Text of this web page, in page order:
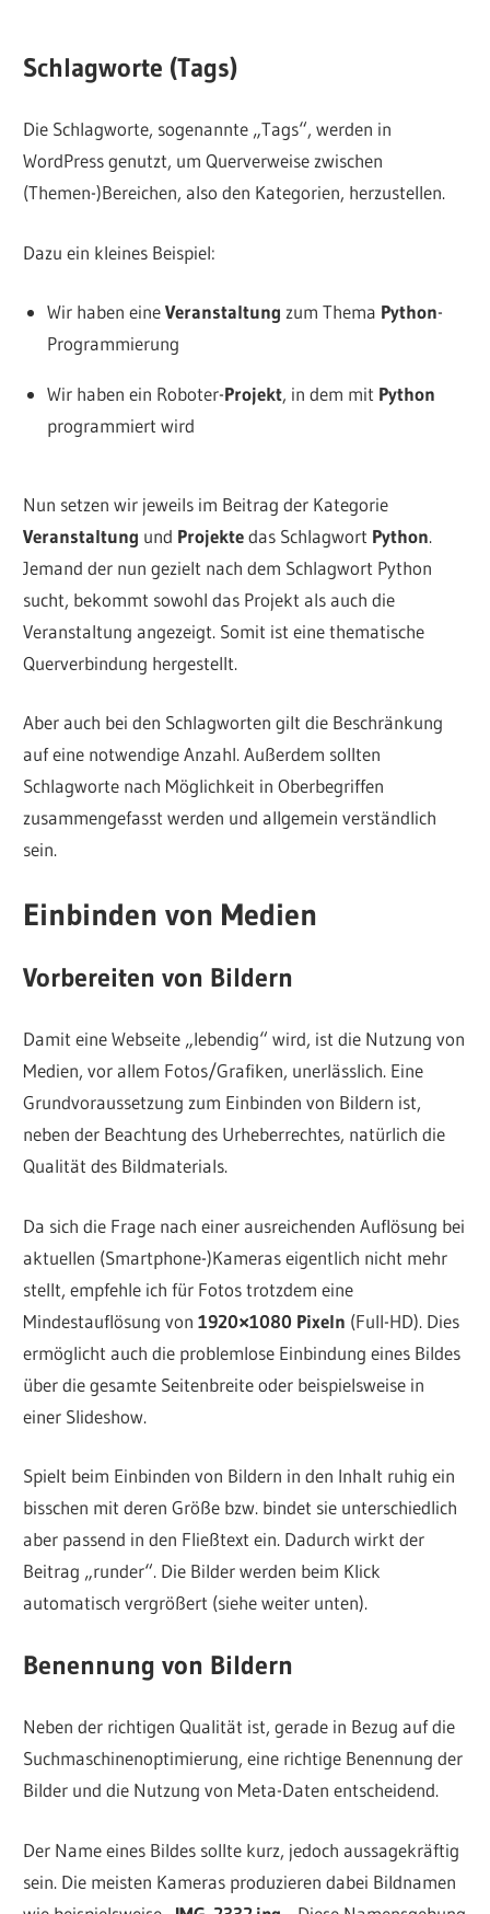
Schlagworte (Tags)
Die Schlagworte, sogenannte „Tags“, werden in
WordPress genutzt, um Querverweise zwischen
(Themen-)Bereichen, also den Kategorien, herzustellen.
Dazu ein kleines Beispiel:
Wir haben eineVeranstaltung zum Thema Python-
Programmierung
Wir haben ein Roboter-Projekt, in dem mit Python
programmiert wird
Nun setzen wir jeweils im Beitrag der Kategorie
Veranstaltung und Projektedas Schlagwort Python.
Jemand der nun gezielt nach dem Schlagwort Python
sucht, bekommt sowohl das Projekt als auch die
Veranstaltung angezeigt. Somit ist eine thematische
Querverbindung hergestellt.
Aber auch bei den Schlagworten gilt die Beschränkung
auf eine notwendige Anzahl. Außerdem sollten
Schlagworte nach Möglichkeit in Oberbegriffen
zusammengefasst werden und allgemein verständlich
sein.
Einbinden von Medien
Vorbereiten von Bildern
Damit eine Webseite „lebendig“ wird, ist die Nutzung von
Medien, vor allem Fotos/Grafiken, unerlässlich. Eine
Grundvoraussetzung zum Einbinden von Bildern ist,
neben der Beachtung des Urheberrechtes, natürlich die
Qualität des Bildmaterials.
Da sich die Frage nach einer ausreichenden Auflösung bei
aktuellen (Smartphone-)Kameras eigentlich nicht mehr
stellt, empfehle ich für Fotos trotzdem eine
Mindestauflösung von1920×1080 Pixeln (Full-HD). Dies
ermöglicht auch die problemlose Einbindung eines Bildes
über die gesamte Seitenbreite oder beispielsweise in
einer Slideshow.
Spielt beim Einbinden von Bildern in den Inhalt ruhig ein
bisschen mit deren Größe bzw. bindet sie unterschiedlich
aber passend in den Fließtext ein. Dadurch wirkt der
Beitrag „runder“. Die Bilder werden beim Klick
automatisch vergrößert (siehe weiter unten).
Benennung von Bildern
Neben der richtigen Qualität ist, gerade in Bezug auf die
Suchmaschinenoptimierung, eine richtige Benennung der
Bilder und die Nutzung von Meta-Daten entscheidend.
Der Name eines Bildes sollte kurz, jedoch aussagekräftig
sein. Die meisten Kameras produzieren dabei Bildnamen